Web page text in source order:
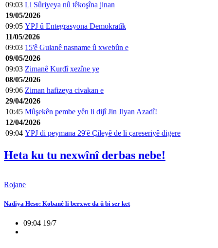
09:03 Li Sûriyeya nû têkoşîna jinan
19/05/2026
09:05 YPJ û Entegrasyona Demokratîk
11/05/2026
09:03 15'ê Gulanê nasname û xwebûn e
09/05/2026
09:03 Zimanê Kurdî xezîne ye
08/05/2026
09:06 Ziman hafizeya civakan e
29/04/2026
10:45 Mûşekên pembe yên li dijî Jin Jiyan Azadî!
12/04/2026
09:04 YPJ di peymana 29'ê Çileyê de li çareseriyê digere
Heta ku tu nexwînî derbas nebe!
Rojane
Nadiya Heso: Kobanê li berxwe da û bi ser ket
09:04 19/7